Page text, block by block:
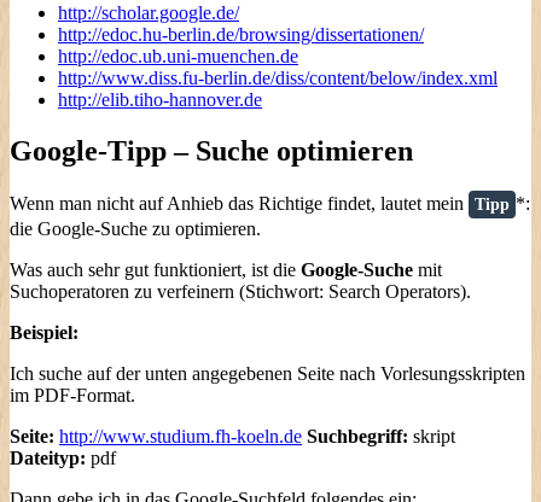
http://scholar.google.de/
http://edoc.hu-berlin.de/browsing/dissertationen/
http://edoc.ub.uni-muenchen.de
http://www.diss.fu-berlin.de/diss/content/below/index.xml
http://elib.tiho-hannover.de
Google-Tipp – Suche optimieren
Wenn man nicht auf Anhieb das Richtige findet, lautet mein Tipp *:
die Google-Suche zu optimieren.
Was auch sehr gut funktioniert, ist die Google-Suche mit
Suchoperatoren zu verfeinern (Stichwort: Search Operators).
Beispiel:
Ich suche auf der unten angegebenen Seite nach Vorlesungsskripten
im PDF-Format.
Seite: http://www.studium.fh-koeln.de Suchbegriff: skript
Dateityp: pdf